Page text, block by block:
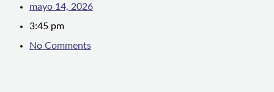
mayo 14, 2026
3:45 pm
No Comments